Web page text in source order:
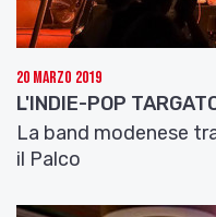
cantautore Bruno
voi questa esibizione?
Ascoltiamoci il brano
Battisti/Mogol, tratto
Taratata’ featuring
20 Marzo 2019
L'INDIE-POP
La band modenese
il Palco